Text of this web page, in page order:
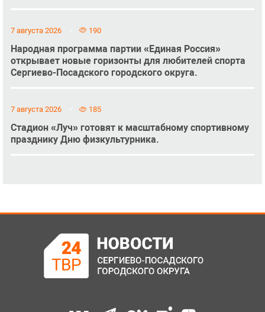
7 августа 2026 190
Народная программа партии «Единая Россия»
открывает новые горизонты для любителей спорта
Сергиево-Посадского городского округа.
7 августа 2026 185
Стадион «Луч» готовят к масштабному спортивному
празднику Дню физкультурника.